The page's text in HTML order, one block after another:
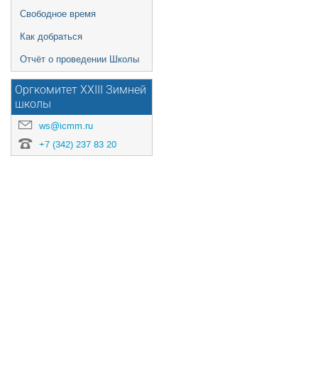
Свободное время
Как добраться
Отчёт о проведении Школы
Оргкомитет XXIII Зимней
школы
ws@icmm.ru
+7 (342) 237 83 20